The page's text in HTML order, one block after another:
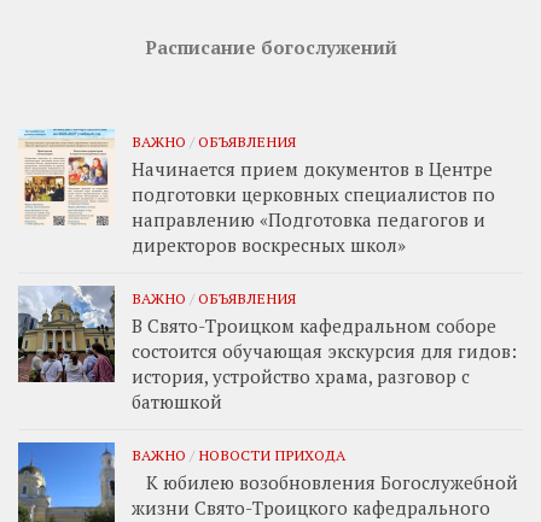
Расписание богослужений
ВАЖНО / ОБЪЯВЛЕНИЯ
Начинается прием документов в Центре
подготовки церковных специалистов по
направлению «Подготовка педагогов и
директоров воскресных школ»
ВАЖНО / ОБЪЯВЛЕНИЯ
В Свято-Троицком кафедральном соборе
состоится обучающая экскурсия для гидов:
история, устройство храма, разговор с
батюшкой
ВАЖНО / НОВОСТИ ПРИХОДА
К юбилею возобновления Богослужебной
жизни Свято-Троицкого кафедрального